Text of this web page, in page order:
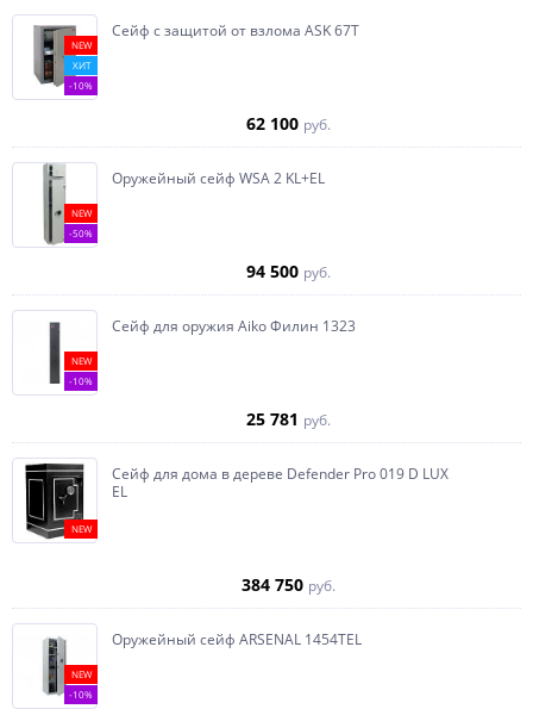
NEW
ХИТ
-10%
Сейф с защитой от взлома ASK 67T
62 100 руб.
NEW
-50%
Оружейный сейф WSA 2 KL+EL
94 500 руб.
NEW
-10%
Сейф для оружия Aiko Филин 1323
25 781 руб.
NEW
Сейф для дома в дереве Defender Pro 019 D LUX
EL
384 750 руб.
NEW
-10%
Оружейный сейф ARSENAL 1454ТEL